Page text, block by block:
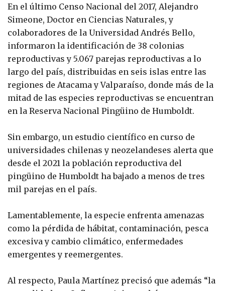
En el último Censo Nacional del 2017, Alejandro
Simeone, Doctor en Ciencias Naturales, y
colaboradores de la Universidad Andrés Bello,
informaron la identificación de 38 colonias
reproductivas y 5.067 parejas reproductivas a lo
largo del país, distribuidas en seis islas entre las
regiones de Atacama y Valparaíso, donde más de la
mitad de las especies reproductivas se encuentran
en la Reserva Nacional Pingüino de Humboldt.
Sin embargo, un estudio científico en curso de
universidades chilenas y neozelandeses alerta que
desde el 2021 la población reproductiva del
pingüino de Humboldt ha bajado a menos de tres
mil parejas en el país.
Lamentablemente, la especie enfrenta amenazas
como la pérdida de hábitat, contaminación, pesca
excesiva y cambio climático, enfermedades
emergentes y reemergentes.
Al respecto, Paula Martínez precisó que además “la